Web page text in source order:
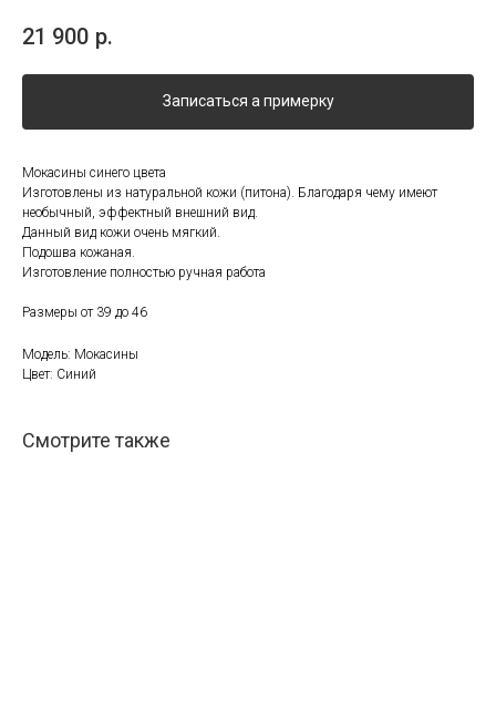
21 900 р.
Записаться а примерку
Мокасины синего цвета
Изготовлены из натуральной кожи (питона). Благодаря чему имеют
необычный, эффектный внешний вид.
Данный вид кожи очень мягкий.
Подошва кожаная.
Изготовление полностью ручная работа
Размеры от 39 до 46
Модель: Мокасины
Цвет: Синий
Смотрите также